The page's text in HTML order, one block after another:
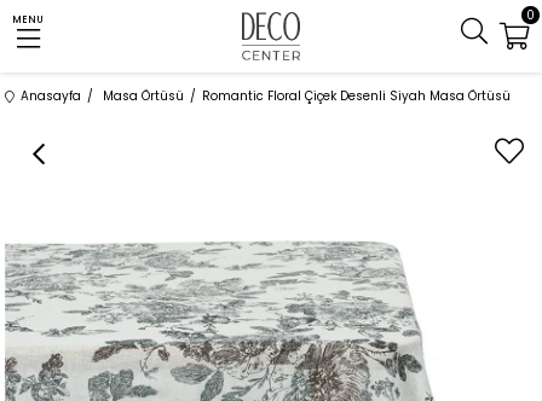
MENU 0
Anasayfa Masa Örtüsü Romantic Floral Çiçek Desenli Siyah Masa Örtüsü